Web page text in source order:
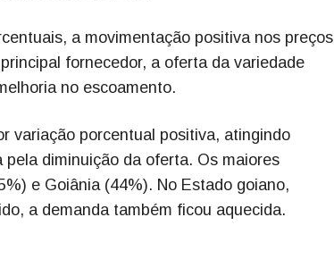
a movimentação positiva nos preços
fornecedor, a oferta da variedade
no escoamento.
variação porcentual positiva, atingindo
diminuição da oferta. Os maiores
e Goiânia (44%). No Estado goiano,
a demanda também ficou aquecida.